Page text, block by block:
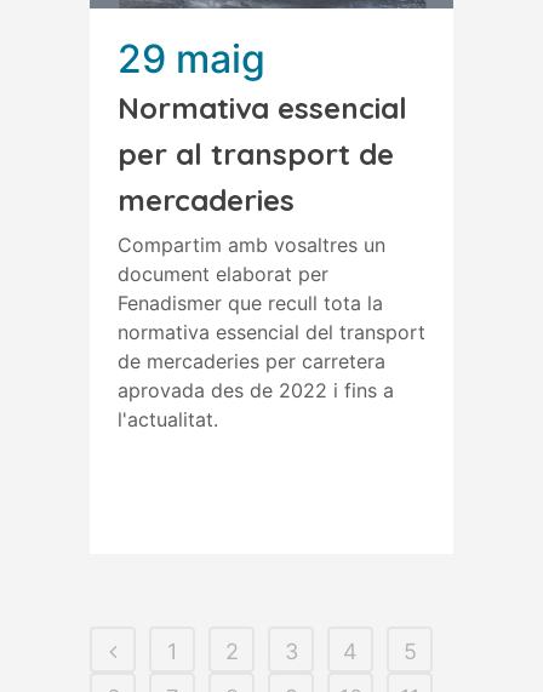
29 maig
Normativa essencial
per al transport de
mercaderies
Compartim amb vosaltres un
document elaborat per
Fenadismer que recull tota la
normativa essencial del transport
de mercaderies per carretera
aprovada des de 2022 i fins a
l'actualitat.
1 2 3 4
5